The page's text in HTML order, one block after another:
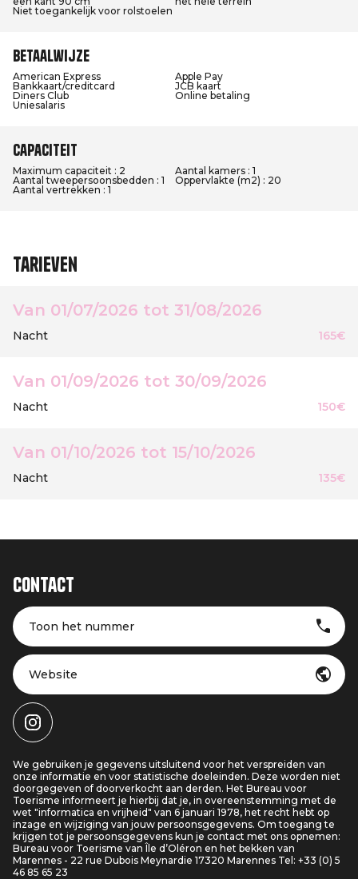
Niet toegankelijk voor rolstoelen
Betaalwijze
American Express
Apple Pay
Bankkaart/creditcard
JCB kaart
Diners Club
Online betaling
Uniesalaris
Capaciteit
Maximum capaciteit : 2
Aantal kamers : 1
Aantal tweepersoonsbedden : 1
Oppervlakte (m2) : 20
Aantal vertrekken : 1
Tarieven
Van 01/07/2026 tot 31/08/2026
Nacht 165€
Van 01/09/2026 tot 30/09/2026
Nacht 150€
Van 01/10/2026 tot 15/10/2026
Nacht 135€
Contact
Toon het nummer
Website
We gebruiken je gegevens uitsluitend voor het verspreiden van
onze informatie en voor statistische doeleinden. Deze worden niet
doorgegeven of doorverkocht aan derden. Het Bureau voor
Toerisme informeert je hierbij dat je, in overeenstemming met de
wet "informatica en vrijheid" van 6 januari 1978, het recht hebt op
inzage en wijziging van jouw persoonsgegevens. Om toegang te
krijgen tot je persoonsgegevens kun je contact met ons opnemen:
Bureau voor Toerisme van Île d’Oléron en het bekken van
Marennes - 22 rue Dubois Meynardie 17320 Marennes Tel: +33 (0) 5
46 85 65 23